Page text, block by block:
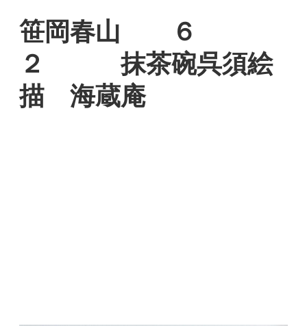
笹岡春山 ６
２ 抹茶碗呉須絵
描 海蔵庵